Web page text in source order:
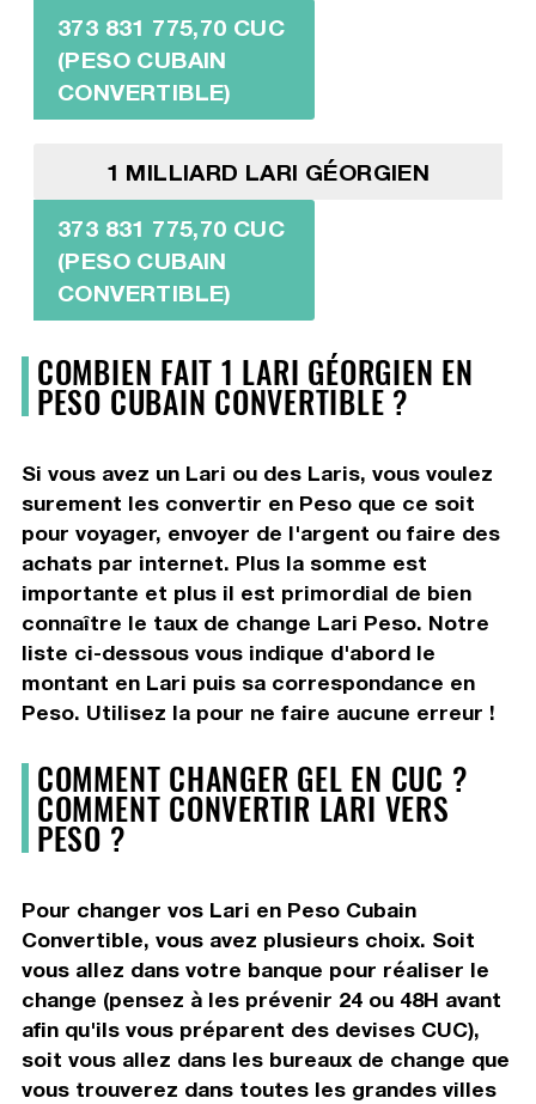
373 831 775,70 CUC
(PESO CUBAIN
CONVERTIBLE)
1 MILLIARD LARI GÉORGIEN
373 831 775,70 CUC
(PESO CUBAIN
CONVERTIBLE)
COMBIEN FAIT 1 LARI GÉORGIEN EN
PESO CUBAIN CONVERTIBLE ?
Si vous avez un Lari ou des Laris, vous voulez
surement les convertir en Peso que ce soit
pour voyager, envoyer de l'argent ou faire des
achats par internet. Plus la somme est
importante et plus il est primordial de bien
connaître le taux de change Lari Peso. Notre
liste ci-dessous vous indique d'abord le
montant en Lari puis sa correspondance en
Peso. Utilisez la pour ne faire aucune erreur !
COMMENT CHANGER GEL EN CUC ?
COMMENT CONVERTIR LARI VERS
PESO ?
Pour changer vos Lari en Peso Cubain
Convertible, vous avez plusieurs choix. Soit
vous allez dans votre banque pour réaliser le
change (pensez à les prévenir 24 ou 48H avant
afin qu'ils vous préparent des devises CUC),
soit vous allez dans les bureaux de change que
vous trouverez dans toutes les grandes villes